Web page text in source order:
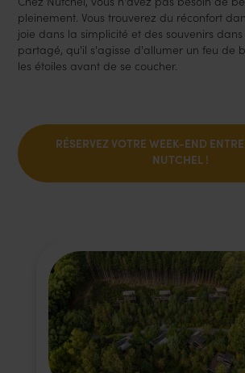
Chez Nutchel, vous n'avez pas besoin de
pleinement. Vous trouverez du réconfort
joie dans la simplicité et des souvenirs
partagé, qu'il s'agisse d'allumer un feu de
les étoiles avant de se coucher.
RÉSERVEZ VOTRE WEEK-END
NUTCHEL !